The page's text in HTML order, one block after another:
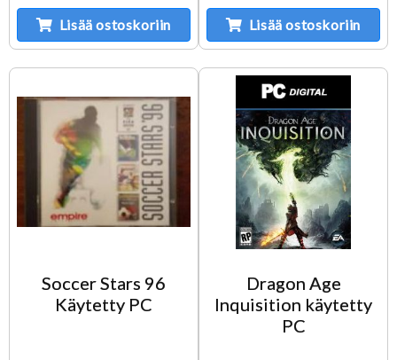
Lisää ostoskoriin Lisää ostoskoriin
Soccer Stars 96
Käytetty PC
Dragon Age
Inquisition käytetty
PC